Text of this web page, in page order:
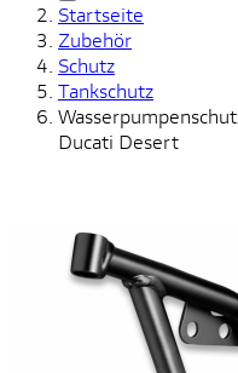
Startseite
Zubehör
Schutz
Tankschutz
Ducati Desert